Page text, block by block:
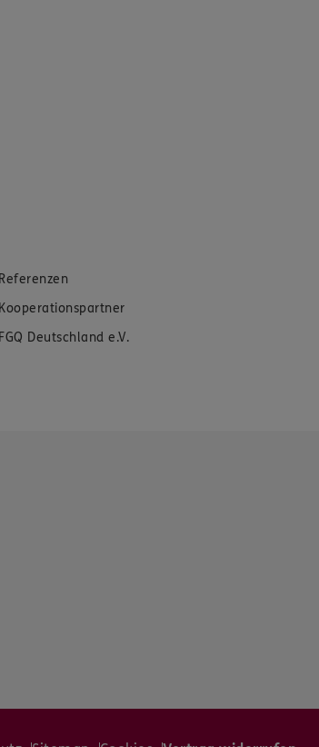
Referenzen
Kooperationspartner
FGQ Deutschland e.V.